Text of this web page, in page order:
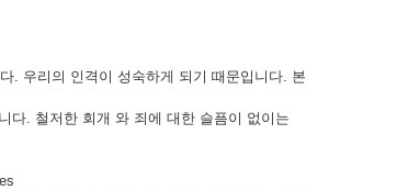
. 우리의 인격이 성숙하게 되기 때문입니다. 본
다. 철저한 회개 와 죄에 대한 슬픔이 없이는